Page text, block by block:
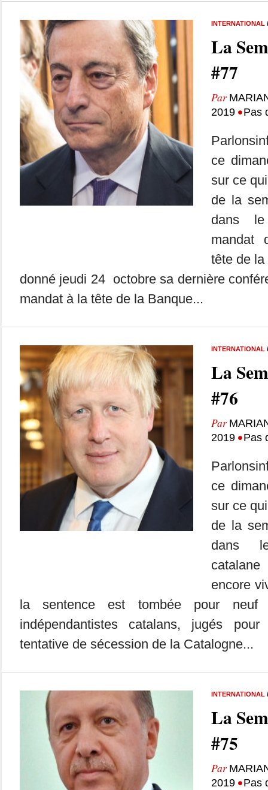
INTERNATIONAL
La
#77
Par
2019 •Pas
ce
sur ce
de la
dans
mandat
tête de
donné jeudi 24 octobre sa dernière
mandat à la tête de la Banque...
INTERNATIONAL
La
#76
Par
2019 •Pas
ce
sur ce
de la
dans
encore
la sentence est tombée pour neuf
indépendantistes catalans, jugés
tentative de sécession de la Catalogne...
INTERNATIONAL
La
#75
Par
2019 •Pas